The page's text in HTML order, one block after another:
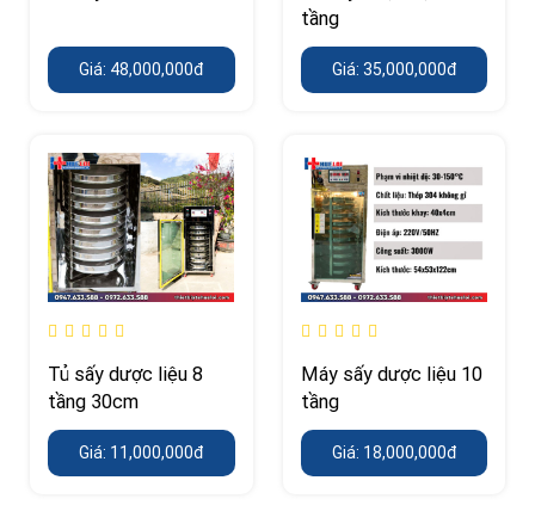
Giá: 48,000,000đ
tầng
Giá: 35,000,000đ
Tủ sấy dược liệu 8
tầng 30cm
Giá: 11,000,000đ
Máy sấy dược liệu 10
tầng
Giá: 18,000,000đ